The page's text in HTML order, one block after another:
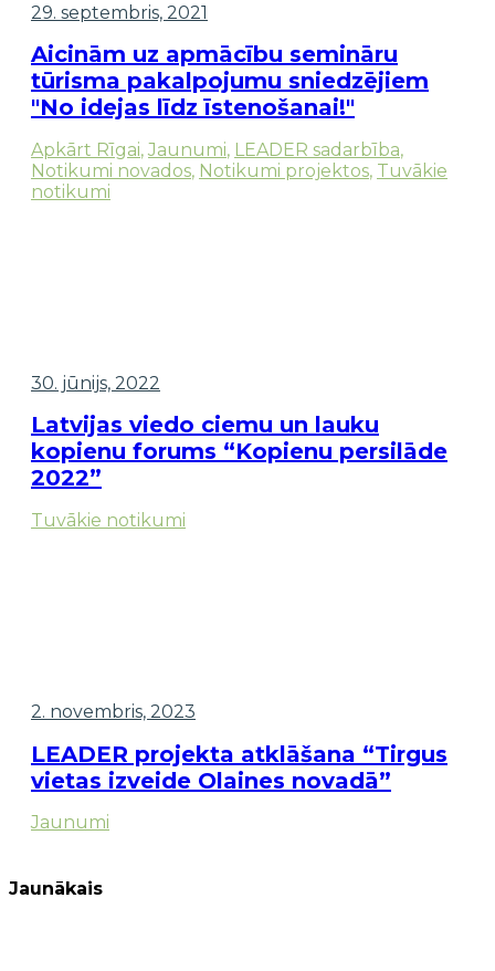
29. septembris, 2021
Aicinām uz apmācību semināru
tūrisma pakalpojumu sniedzējiem
"No idejas līdz īstenošanai!"
Apkārt Rīgai, Jaunumi, LEADER sadarbība,
Notikumi novados, Notikumi projektos, Tuvākie
notikumi
30. jūnijs, 2022
Latvijas viedo ciemu un lauku
kopienu forums “Kopienu persilāde
2022”
Tuvākie notikumi
2. novembris, 2023
LEADER projekta atklāšana “Tirgus
vietas izveide Olaines novadā”
Jaunumi
Jaunākais